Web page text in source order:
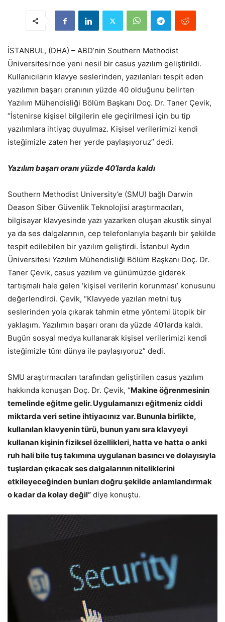
İSTANBUL, (DHA) – ABD’nin Southern Methodist
Üniversitesi’nde yeni nesil bir casus yazılım geliştirildi.
Kullanıcıların klavye seslerinden, yazılanları tespit eden
yazılımın başarı oranının yüzde 40 olduğunu belirten
Yazılım Mühendisliği Bölüm Başkanı Doç. Dr. Taner Çevik,
“İstenirse kişisel bilgilerin ele geçirilmesi için bu tip
yazılımlara ihtiyaç duyulmaz. Kişisel verilerimizi kendi
isteğimizle zaten her yerde paylaşıyoruz” dedi.
Yazılım başarı oranı yüzde 40’larda kaldı
Southern Methodist University’e (SMU) bağlı Darwin
Deason Siber Güvenlik Teknolojisi araştırmacıları,
bilgisayar klavyesinde yazı yazarken oluşan akustik sinyal
ya da ses dalgalarının, cep telefonlarıyla başarılı bir şekilde
tespit edilebilen bir yazılım geliştirdi. İstanbul Aydın
Üniversitesi Yazılım Mühendisliği Bölüm Başkanı Doç. Dr.
Taner Çevik, casus yazılım ve günümüzde giderek
tartışmalı hale gelen ‘kişisel verilerin korunması’ konusunu
değerlendirdi. Çevik, “Klavyede yazılan metni tuş
seslerinden yola çıkarak tahmin etme yöntemi ütopik bir
yaklaşım. Yazılımın başarı oranı da yüzde 40’larda kaldı.
Bugün sosyal medya kullanarak kişisel verilerimizi kendi
isteğimizle tüm dünya ile paylaşıyoruz” dedi.
SMU araştırmacıları tarafından geliştirilen casus yazılım
hakkında konuşan Doç. Dr. Çevik, “Makine öğrenmesinin
temelinde eğitme gelir. Uygulamanızı eğitmeniz ciddi
miktarda veri setine ihtiyacınız var. Bununla birlikte,
kullanılan klavyenin türü, bunun yanı sıra klavyeyi
kullanan kişinin fiziksel özellikleri, hatta ve hatta o anki
ruh hali bile tuş takımına uygulanan basıncı ve dolayısıyla
tuşlardan çıkacak ses dalgalarının niteliklerini
etkileyeceğinden bunları doğru şekilde anlamlandırmak
o kadar da kolay değil” diye konuştu.